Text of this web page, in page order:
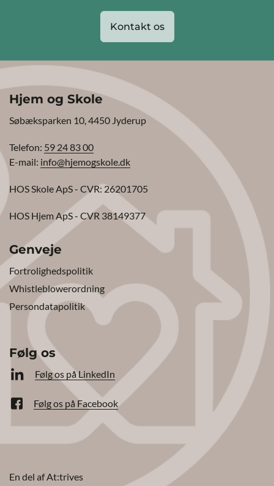
Kontakt os
Hjem og Skole
Søbæksparken 10, 4450 Jyderup
Telefon: 59 24 83 00
E-mail: info@hjemogskole.dk
HOS Skole ApS - CVR: 26201705
HOS Hjem ApS - CVR 38149377
Genveje
Fortrolighedspolitik
Whistleblowerordning
Persondatapolitik
Følg os
Følg os på LinkedIn
Følg os på Facebook
En del af At:trives